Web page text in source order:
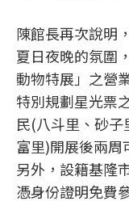
陳館長再次說明
夏日夜晚的氛圍
動物特展」之營
特別規劃星光票
民(八斗里、砂
富里)開展後兩周
另外，設籍基隆
憑身份證明免費